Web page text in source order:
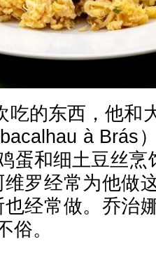
吃的东西，他和
bacalhau à Brás
蛋和细土豆丝烹
维罗经常为他做
也经常做。乔治
俗。